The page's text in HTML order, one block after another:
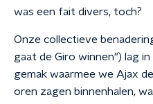
was een fait divers, toch?
Onze collectieve
gaat de Giro winnen") lag
gemak waarmee we Ajax
oren zagen binnenhalen,